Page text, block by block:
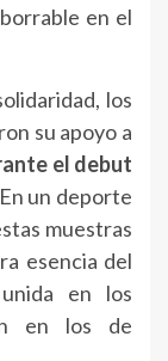
en el
los
su apoyo a
el debut
un deporte
muestras
esencia del
en los
en los de